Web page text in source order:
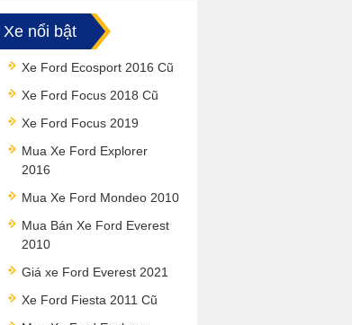
Xe nổi bật
Xe Ford Ecosport 2016 Cũ
Xe Ford Focus 2018 Cũ
Xe Ford Focus 2019
Mua Xe Ford Explorer
2016
Mua Xe Ford Mondeo 2010
Mua Bán Xe Ford Everest
2010
Giá xe Ford Everest 2021
Xe Ford Fiesta 2011 Cũ